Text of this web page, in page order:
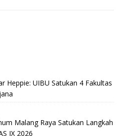
Heppie: UIBU Satukan 4 Fakultas
Malang Raya Satukan Langkah
IX 2026